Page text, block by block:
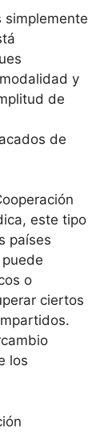
simplemente
y
de
de
este tipo
países
o
ciertos
los